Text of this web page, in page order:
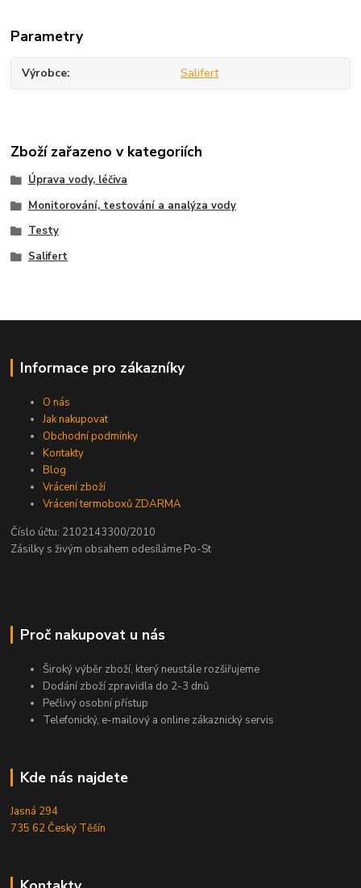
Parametry
Výrobce Salifert
Zboží zařazeno v kategoriích
Úprava vody, léčiva
Monitorování, testování a analýza vody
Testy
Salifert
Informace pro zákazníky
O nás
Jak nakupovat
Obchodní podmínky
Kontakty
Blog
Vrácení zboží
Vrácení termoboxů ZDARMA
Číslo účtu: 2102143300/2010
Zásilky s živým obsahem odesíláme Po-St
Proč nakupovat u nás
Široký výběr zboží, který neustále rozšiřujeme
Dodání zboží zpravidla do 2-3 dnů
Pečlivý osobní přístup
Telefonický, e-mailový a online zákaznický servis
Kde nás najdete
Jasná 294
735 62 Český Těšín